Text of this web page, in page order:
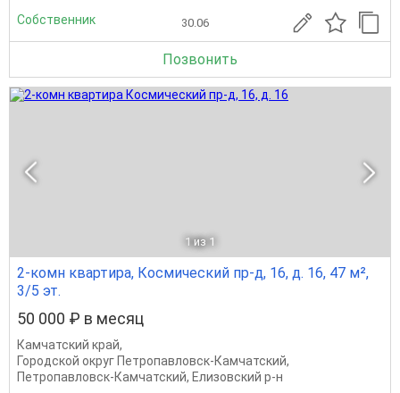
Собственник 30.06
Позвонить
1 из 1
2-комн квартира, Космический пр-д, 16, д. 16, 47 м²,
3/5 эт.
50 000 ₽ в месяц
Камчатский край,
Городской округ Петропавловск-Камчатский,
Петропавловск-Камчатский, Елизовский р-н